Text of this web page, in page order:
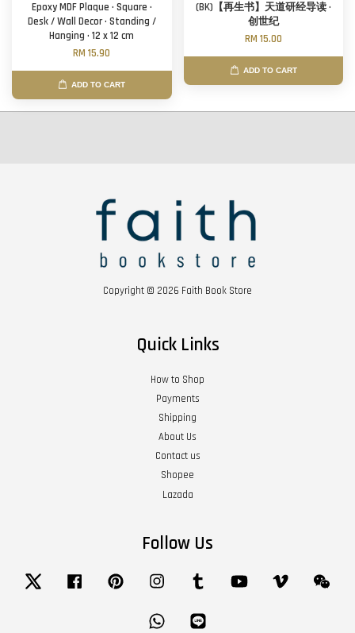
Epoxy MDF Plaque · Square ·
Desk / Wall Decor · Standing /
Hanging · 12 x 12 cm
RM 15.90
ADD TO CART
(BK)【再生书】天道研经导读 ·
创世纪
RM 15.00
ADD TO CART
Copyright © 2026 Faith Book Store
Quick Links
How to Shop
Payments
Shipping
About Us
Contact us
Shopee
Lazada
Follow Us
Twitter Facebook Pinterest Instagram Tumblr YouTube Vimeo
Whatsapp